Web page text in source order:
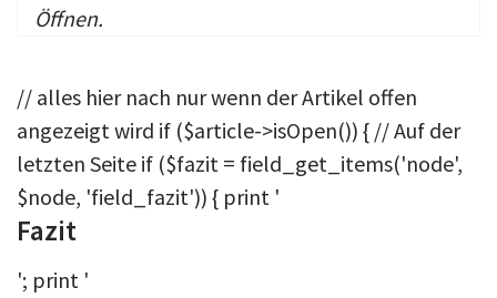
Öffnen.
// alles hier nach nur wenn der Artikel offen
angezeigt wird if ($article->isOpen()) { // Auf der
letzten Seite if ($fazit = field_get_items('node',
$node, 'field_fazit')) { print '
Fazit
'; print '